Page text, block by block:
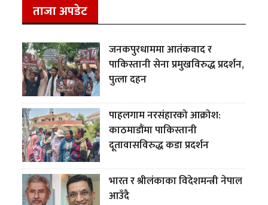
ताजा अपडेट
जनकपुरधाममा आतंकवाद र
पाकिस्तानी सेना प्रमुखविरुद्ध प्रदर्शन,
पुत्ला दहन
पाहलगाम नरसंहारको आक्रोश:
काठमाडौंमा पाकिस्तानी
दूतावासविरुद्ध कडा प्रदर्शन
भारत र श्रीलंकाका विदेशमन्त्री नेपाल
आउँदै